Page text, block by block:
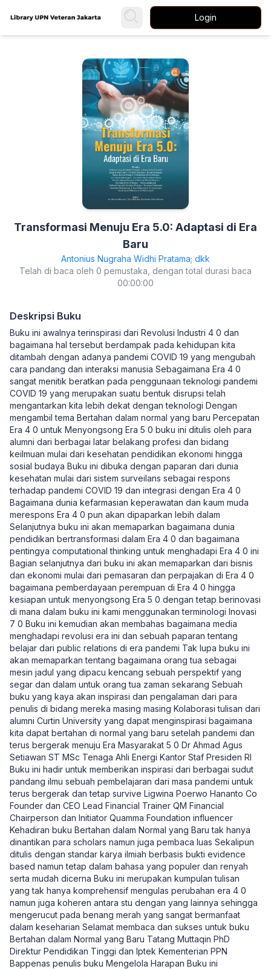
Login
Transformasi Menuju Era 5.0: Adaptasi di Era
Baru
Antonius Nugraha Widhi Pratama; dkk
Telah di baca oleh 0 pemustaka, dengan total durasi baca
00:00:00
Deskripsi Buku
Buku ini awalnya terinspirasi dari Revolusi Industri 4 0 dan
bagaimana hal tersebut berdampak pada kehidupan kita
ditambah dengan adanya pandemi COVID 19 yang mengubah
cara pandang dan interaksi manusia Sebagaimana Era 4 0
sangat menitik beratkan pada penggunaan teknologi pandemi
COVID 19 yang merupakan suatu bentuk disrupsi telah
mengantarkan kita lebih dekat dengan teknologi Dengan
mengambil tema Bertahan dalam normal yang baru Percepatan
Era 4 0 untuk Menyongsong Era 5 0 buku ini ditulis oleh para
alumni dari berbagai latar belakang profesi dan bidang
keilmuan mulai dari kesehatan pendidikan ekonomi hingga
sosial budaya Buku ini dibuka dengan paparan dari dunia
kesehatan mulai dari sistem surveilans sebagai respons
terhadap pandemi COVID 19 dan integrasi dengan Era 4 0
Bagaimana dunia kefarmasian keperawatan dan kaum muda
merespons Era 4 0 pun akan dipaparkan lebih dalam
Selanjutnya buku ini akan memaparkan bagaimana dunia
pendidikan bertransformasi dalam Era 4 0 dan bagaimana
pentingya computational thinking untuk menghadapi Era 4 0 ini
Bagian selanjutnya dari buku ini akan memaparkan dari bisnis
dan ekonomi mulai dari pemasaran dan perpajakan di Era 4 0
bagaimana pemberdayaan perempuan di Era 4 0 hingga
kesiapan untuk menyongsong Era 5 0 dengan tetap berinovasi
di mana dalam buku ini kami menggunakan terminologi Inovasi
7 0 Buku ini kemudian akan membahas bagaimana media
menghadapi revolusi era ini dan sebuah paparan tentang
belajar dari public relations di era pandemi Tak lupa buku ini
akan memaparkan tentang bagaimana orang tua sebagai
mesin jadul yang dipacu kencang sebuah perspektif yang
segar dan dalam untuk orang tua zaman sekarang Sebuah
buku yang kaya akan inspirasi dan pengalaman dari para
penulis di bidang mereka masing masing Kolaborasi tulisan dari
alumni Curtin University yang dapat menginspirasi bagaimana
kita dapat bertahan di normal yang baru setelah pandemi dan
terus bergerak menuju Era Masyarakat 5 0 Dr Ahmad Agus
Setiawan ST MSc Tenaga Ahli Energi Kantor Staf Presiden RI
Buku ini hadir untuk memberikan inspirasi dari berbagai sudut
pandang ilmu sebuah pembelajaran dari masa pandemi untuk
terus bergerak dan tetap survive Ligwina Poerwo Hananto Co
Founder dan CEO Lead Financial Trainer QM Financial
Chairperson dan Initiator Quamma Foundation influencer
Kehadiran buku Bertahan dalam Normal yang Baru tak hanya
dinantikan para scholars namun juga pembaca luas Sekalipun
ditulis dengan standar karya ilmiah berbasis bukti evidence
based namun tetap dalam bahasa yang populer dan renyah
serta mudah dicerna Buku ini merupakan kumpulan tulisan
yang tak hanya komprehensif mengulas perubahan era 4 0
namun juga koheren antara stu dengan yang lainnya sehingga
mengerucut pada benang merah yang sangat bermanfaat
dalam keseharian Selamat membaca dan sukses untuk buku
Bertahan dalam Normal yang Baru Tatang Muttaqin PhD
Direktur Pendidikan Tinggi dan Iptek Kementerian PPN
Bappenas penulis buku Mengelola Harapan Buku ini